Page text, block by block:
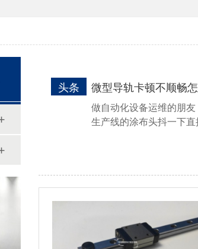
微型导轨卡顿不顺畅
头条
做自动化设备运维的朋
生产线的涂布头抖一下